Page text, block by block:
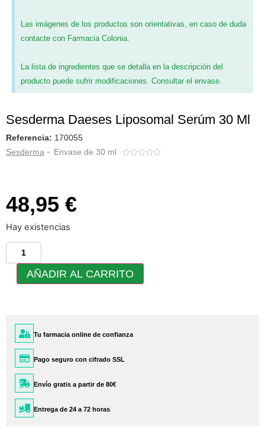
Las imágenes de los productos son orientativas, en caso de duda
contacte con Farmacia Colonia.
La lista de ingredientes que se detalla en la descripción del
producto puede sufrir modificaciones. Consultar el envase.
Sesderma Daeses Liposomal Serúm 30 Ml
Referencia: 170055
Sesderma - Envase de 30 ml 
48,95 €
Hay existencias
AÑADIR AL CARRITO
Tu farmacia online de confianza
Pago seguro con cifrado SSL
Envío gratis a partir de 80€
Entrega de 24 a 72 horas